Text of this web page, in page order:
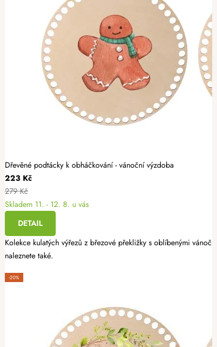
Dřevěné podtácky k obháčkování - vánoční výzdoba
223 Kč
279 Kč
Skladem 11. - 12. 8. u vás
DETAIL
Kolekce kulatých výřezů z březové překližky s oblíbenými
naleznete také.
-20%